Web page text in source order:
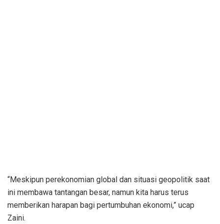
“Meskipun perekonomian global dan situasi geopolitik saat
ini membawa tantangan besar, namun kita harus terus
memberikan harapan bagi pertumbuhan ekonomi,” ucap
Zaini.